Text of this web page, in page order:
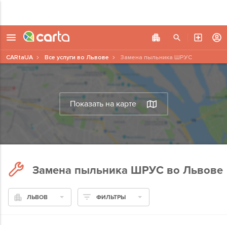
Показать на карте
CARtaUA Все услуги во Львове Замена пыльника ШРУС
Замена пыльника ШРУС во Львове
ЛЬВОВ ФИЛЬТРЫ